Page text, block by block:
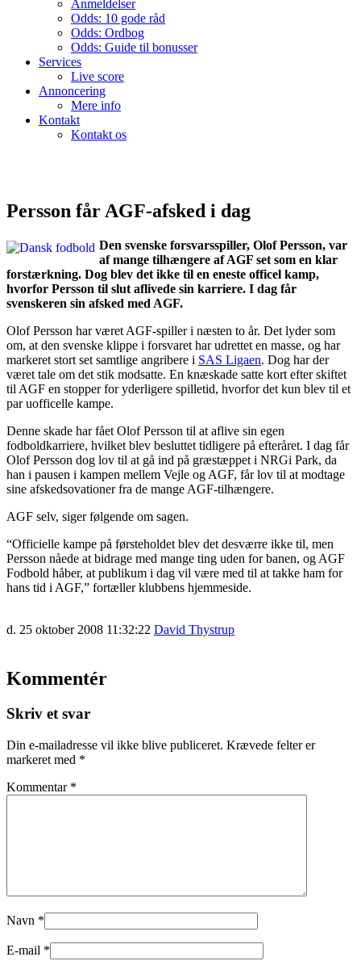
Anmeldelser
Odds: 10 gode råd
Odds: Ordbog
Odds: Guide til bonusser
Services
Live score
Annoncering
Mere info
Kontakt
Kontakt os
Persson får AGF-afsked i dag
Den svenske forsvarsspiller, Olof Persson, var
af mange tilhængere af AGF set som en klar
forstærkning. Dog blev det ikke til en eneste officel kamp,
hvorfor Persson til slut aflivede sin karriere. I dag får
svenskeren sin afsked med AGF.
Olof Persson har været AGF-spiller i næsten to år. Det lyder som
om, at den svenske klippe i forsvaret har udrettet en masse, og har
markeret stort set samtlige angribere i SAS Ligaen. Dog har der
været tale om det stik modsatte. En knæskade satte kort efter skiftet
til AGF en stopper for yderligere spilletid, hvorfor det kun blev til et
par uofficelle kampe.
Denne skade har fået Olof Persson til at aflive sin egen
fodboldkarriere, hvilket blev besluttet tidligere på efteråret. I dag får
Olof Persson dog lov til at gå ind på græstæppet i NRGi Park, da
han i pausen i kampen mellem Vejle og AGF, får lov til at modtage
sine afskedsovationer fra de mange AGF-tilhængere.
AGF selv, siger følgende om sagen.
“Officielle kampe på førsteholdet blev det desværre ikke til, men
Persson nåede at bidrage med mange ting uden for banen, og AGF
Fodbold håber, at publikum i dag vil være med til at takke ham for
hans tid i AGF,” fortæller klubbens hjemmeside.
d. 25 oktober 2008 11:32:22 David Thystrup
Kommentér
Skriv et svar
Din e-mailadresse vil ikke blive publiceret. Krævede felter er
markeret med *
Kommentar *
Navn *
E-mail *